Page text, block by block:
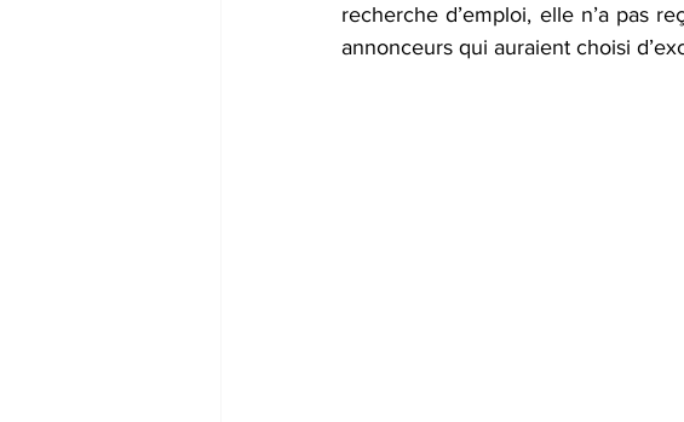
recherche d’emploi, elle n’a pas
annonceurs qui auraient choisi